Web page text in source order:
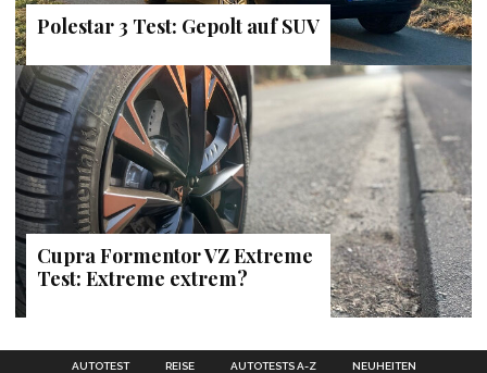
Polestar 3 Test: Gepolt auf SUV
Cupra Formentor VZ Extreme
Test: Extreme extrem?
AUTOTEST REISE AUTOTESTS A-Z NEUHEITEN